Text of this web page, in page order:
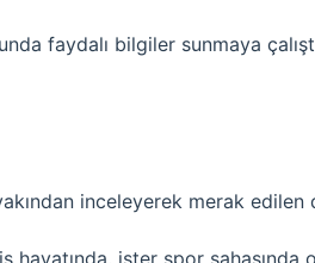
faydalı bilgiler sunmaya
inceleyerek merak
ister spor sahasında